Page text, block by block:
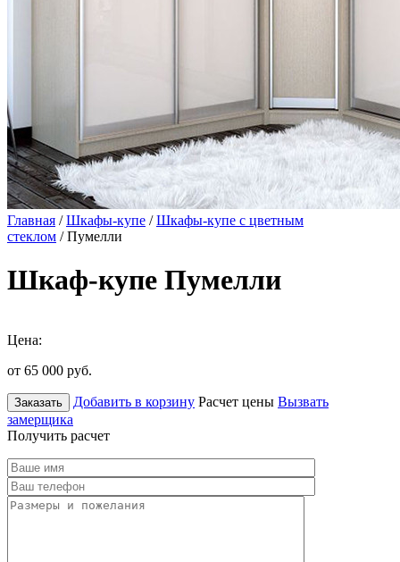
Главная /Шкафы-купе /Шкафы-купе с цветным
стеклом / Пумелли
Шкаф-купе Пумелли
Цена:
от 65 000 руб.
Заказать Добавить в корзину Расчет цены Вызвать
замерщика
Получить расчет